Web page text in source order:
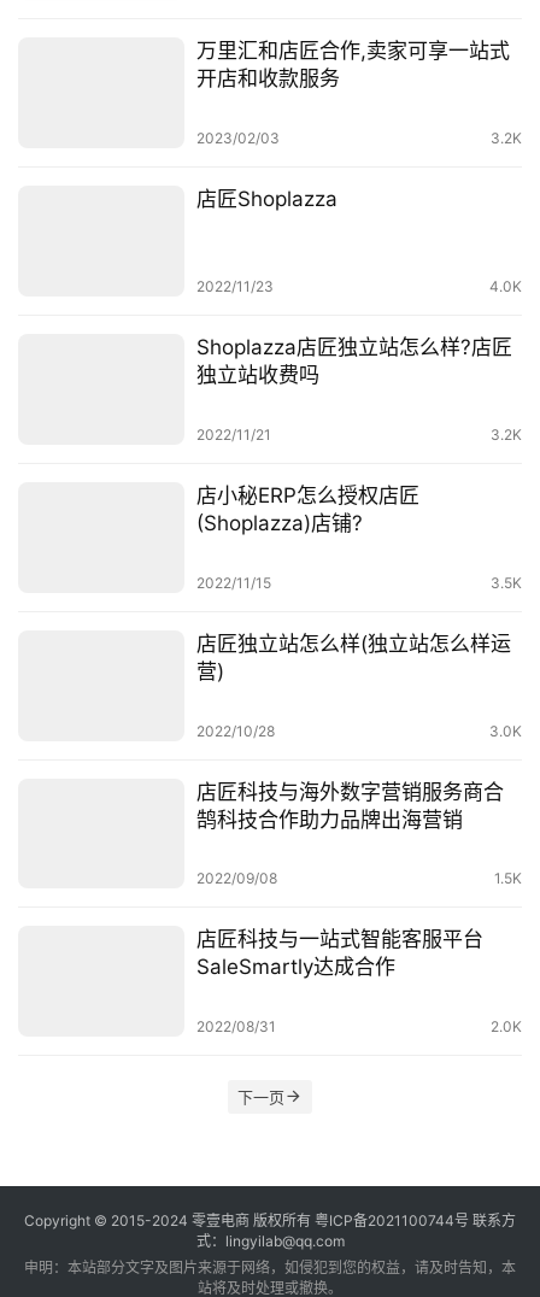
万里汇和店匠合作,卖家可享一站式
开店和收款服务
2023/02/03 3.2K
店匠Shoplazza
2022/11/23 4.0K
Shoplazza店匠独立站怎么样?店匠
独立站收费吗
2022/11/21 3.2K
店小秘ERP怎么授权店匠
(Shoplazza)店铺?
2022/11/15 3.5K
店匠独立站怎么样(独立站怎么样运
营)
2022/10/28 3.0K
店匠科技与海外数字营销服务商合
鹄科技合作助力品牌出海营销
2022/09/08 1.5K
店匠科技与一站式智能客服平台
SaleSmartly达成合作
2022/08/31 2.0K
下一页
Copyright © 2015-2024 零壹电商 版权所有 粤ICP备2021100744号 联系方
式：lingyilab@qq.com
申明：本站部分文字及图片来源于网络，如侵犯到您的权益，请及时告知，本
站将及时处理或撤换。